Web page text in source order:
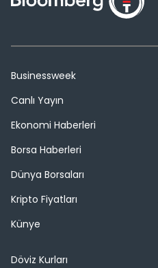
Businessweek
Canlı Yayın
Ekonomi Haberleri
Borsa Haberleri
Dünya Borsaları
Kripto Fiyatları
Künye
Döviz Kurları